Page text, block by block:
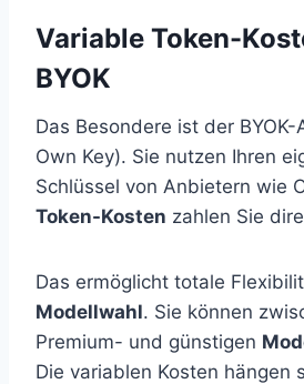
Variable Token-
BYOK
Das Besondere ist der
Own Key). Sie nutzen Ihren
Schlüssel von Anbietern wie
Token-Kosten zahlen Sie
Das ermöglicht totale
Modellwahl. Sie können
Premium- und günstigen
Die variablen Kosten hängen